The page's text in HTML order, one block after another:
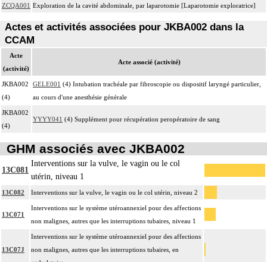
ZCQA001 Exploration de la cavité abdominale, par laparotomie [Laparotomie exploratrice]
Actes et activités associées pour JKBA002 dans la
CCAM
Acte
(activité)
Acte associé (activité)
JKBA002
(4)
GELE001 (4) Intubation trachéale par fibroscopie ou dispositif laryngé particulier,
au cours d'une anesthésie générale
JKBA002
(4)
YYYY041 (4) Supplément pour récupération peropératoire de sang
GHM associés avec JKBA002
13C081
Interventions sur la vulve, le vagin ou le col
utérin, niveau 1
13C082 Interventions sur la vulve, le vagin ou le col utérin, niveau 2
13C071
Interventions sur le système utéroannexiel pour des affections
non malignes, autres que les interruptions tubaires, niveau 1
13C07J
Interventions sur le système utéroannexiel pour des affections
non malignes, autres que les interruptions tubaires, en